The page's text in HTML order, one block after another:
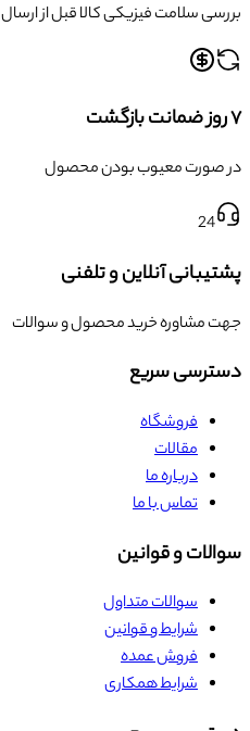
بررسی سلامت فیزیکی کالا قبل از ارسال
۷ روز ضمانت بازگشت
در صورت معیوب بودن محصول
24
پشتیبانی آنلاین و تلفنی
جهت مشاوره خرید محصول و سوالات
دسترسی سریع
فروشگاه
مقالات
درباره ما
تماس با ما
سوالات و قوانین
سوالات متداول
شرایط و قوانین
فروش عمده
شرایط همکاری